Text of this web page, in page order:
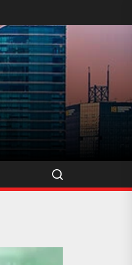
уриалжээ